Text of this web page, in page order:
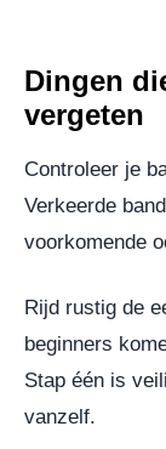
Dingen
vergeten
Controleer je
Verkeerde
voorkomende
Rijd rustig de
beginners
Stap één is
vanzelf.